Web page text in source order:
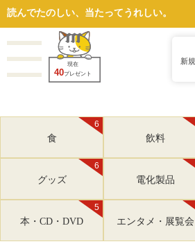
読んでたのしい、当たってうれしい。
現在
40プレゼント
新
6
食 飲料
6
グッズ 電化製品
5
本・CD・DVD エンタメ・展覧会